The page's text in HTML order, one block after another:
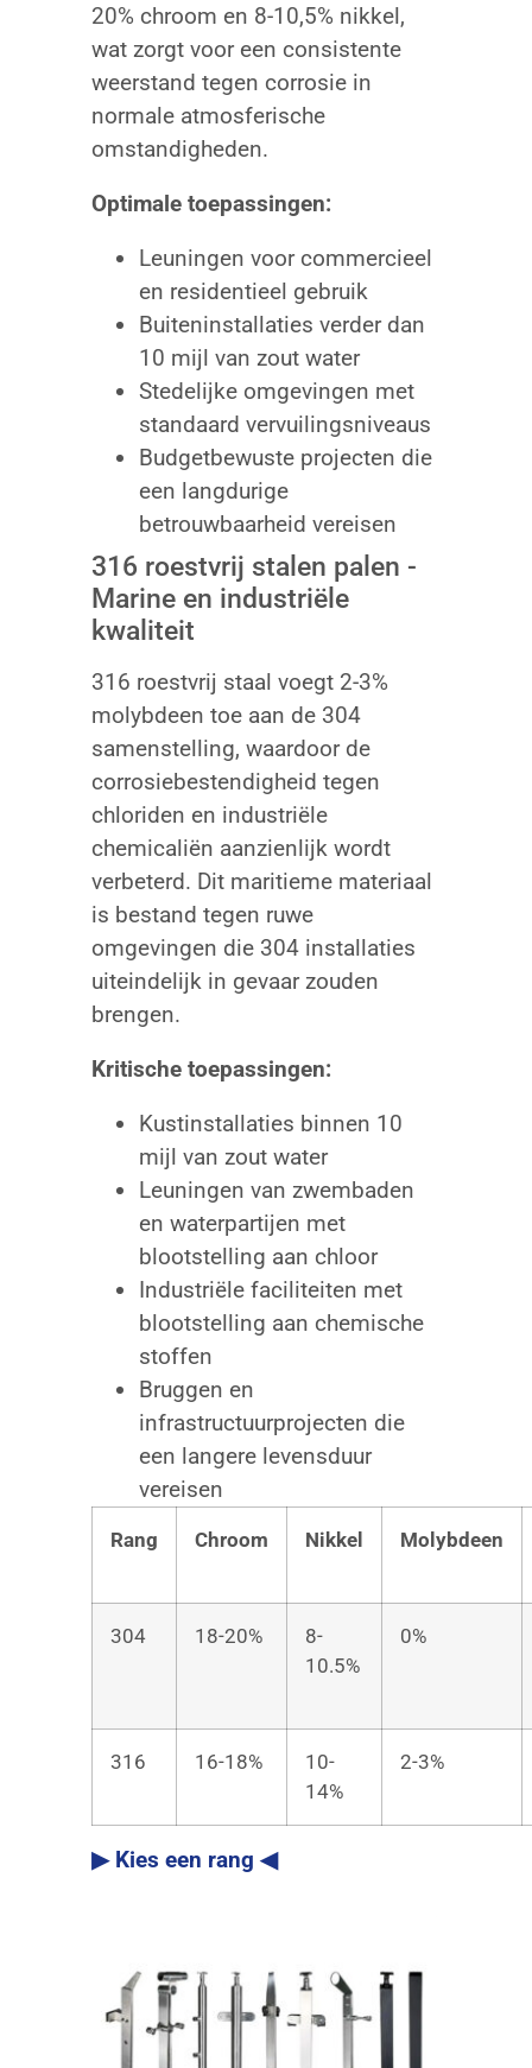
20% chroom en 8-10,5% nikkel,
wat zorgt voor een consistente
weerstand tegen corrosie in
normale atmosferische
omstandigheden.
Optimale toepassingen:
Leuningen voor commercieel
en residentieel gebruik
Buiteninstallaties verder dan
10 mijl van zout water
Stedelijke omgevingen met
standaard vervuilingsniveaus
Budgetbewuste projecten die
een langdurige
betrouwbaarheid vereisen
316 roestvrij stalen palen -
Marine en industriële
kwaliteit
316 roestvrij staal voegt 2-3%
molybdeen toe aan de 304
samenstelling, waardoor de
corrosiebestendigheid tegen
chloriden en industriële
chemicaliën aanzienlijk wordt
verbeterd. Dit maritieme materiaal
is bestand tegen ruwe
omgevingen die 304 installaties
uiteindelijk in gevaar zouden
brengen.
Kritische toepassingen:
Kustinstallaties binnen 10
mijl van zout water
Leuningen van zwembaden
en waterpartijen met
blootstelling aan chloor
Industriële faciliteiten met
blootstelling aan chemische
stoffen
Bruggen en
infrastructuurprojecten die
een langere levensduur
vereisen
Rang Chroom Nikkel Molybdeen
304 18-20%
8-
10.5%
0%
316 16-18%
10-
14%
2-3%
▶ Kies een rang ◀